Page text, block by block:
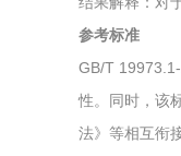
参考标准
GB/T
性。同时，该
法》等相互衔